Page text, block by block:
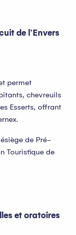
de l’Envers
permet
chevreuils
Esserts, offrant
de Pré-
Touristique de
et oratoires